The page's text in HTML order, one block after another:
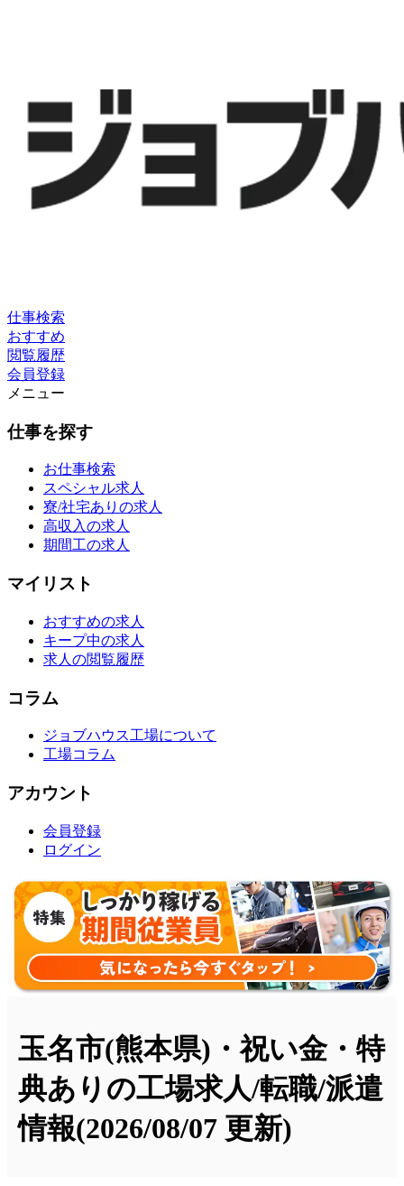
仕事検索
おすすめ
閲覧履歴
会員登録
メニュー
仕事を探す
お仕事検索
スペシャル求人
寮/社宅ありの求人
高収入の求人
期間工の求人
マイリスト
おすすめの求人
キープ中の求人
求人の閲覧履歴
コラム
ジョブハウス工場について
工場コラム
アカウント
会員登録
ログイン
玉名市(熊本県)・祝い金・特
典ありの工場求人/転職/派遣
情報(2026/08/07 更新)